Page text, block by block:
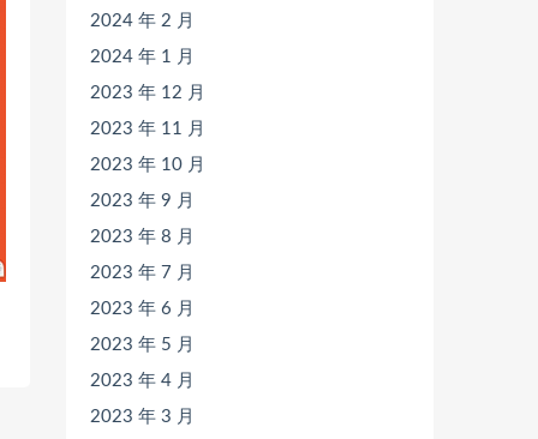
2024 年 2 月
2024 年 1 月
2023 年 12 月
2023 年 11 月
2023 年 10 月
2023 年 9 月
2023 年 8 月
2023 年 7 月
2023 年 6 月
2023 年 5 月
2023 年 4 月
2023 年 3 月